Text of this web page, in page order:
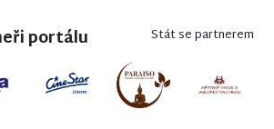
portálu Stát se partnerem